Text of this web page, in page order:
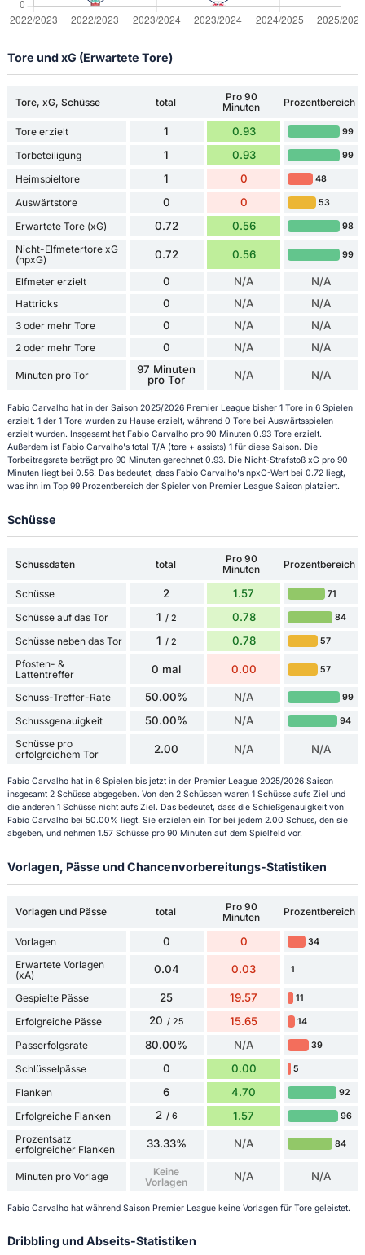
Tore und xG (Erwartete Tore)
Tore, xG, Schüsse total
Pro 90
Minuten
Prozentbereich
Tore erzielt 1 0.93 99
Torbeteiligung 1 0.93 99
Heimspieltore 1 0 48
Auswärtstore 0 0 53
Erwartete Tore (xG) 0.72 0.56 98
Nicht-Elfmetertore xG
(npxG)
0.72 0.56 99
Elfmeter erzielt 0 N/A N/A
Hattricks 0 N/A N/A
3 oder mehr Tore 0 N/A N/A
2 oder mehr Tore 0 N/A N/A
Minuten pro Tor
97 Minuten
pro Tor
N/A N/A
Fabio Carvalho hat in der Saison 2025/2026 Premier League bisher 1 Tore in 6 Spielen
erzielt. 1 der 1 Tore wurden zu Hause erzielt, während 0 Tore bei Auswärtsspielen
erzielt wurden. Insgesamt hat Fabio Carvalho pro 90 Minuten 0.93 Tore erzielt.
Außerdem ist Fabio Carvalho's total T/A (tore + assists) 1 für diese Saison. Die
Torbeitragsrate beträgt pro 90 Minuten gerechnet 0.93. Die Nicht-Strafstoß xG pro 90
Minuten liegt bei 0.56. Das bedeutet, dass Fabio Carvalho's npxG-Wert bei 0.72 liegt,
was ihn im Top 99 Prozentbereich der Spieler von Premier League Saison platziert.
Schüsse
Schussdaten total
Pro 90
Minuten
Prozentbereich
Schüsse 2 1.57 71
Schüsse auf das Tor 1 / 2 0.78 84
Schüsse neben das Tor 1 / 2 0.78 57
Pfosten- &
Lattentreffer
0 mal 0.00 57
Schuss-Treffer-Rate 50.00% N/A 99
Schussgenauigkeit 50.00% N/A 94
Schüsse pro
erfolgreichem Tor
2.00 N/A N/A
Fabio Carvalho hat in 6 Spielen bis jetzt in der Premier League 2025/2026 Saison
insgesamt 2 Schüsse abgegeben. Von den 2 Schüssen waren 1 Schüsse aufs Ziel und
die anderen 1 Schüsse nicht aufs Ziel. Das bedeutet, dass die Schießgenauigkeit von
Fabio Carvalho bei 50.00% liegt. Sie erzielen ein Tor bei jedem 2.00 Schuss, den sie
abgeben, und nehmen 1.57 Schüsse pro 90 Minuten auf dem Spielfeld vor.
Vorlagen, Pässe und Chancenvorbereitungs-Statistiken
Vorlagen und Pässe total
Pro 90
Minuten
Prozentbereich
Vorlagen 0 0 34
Erwartete Vorlagen
(xA)
0.04 0.03 1
Gespielte Pässe 25 19.57 11
Erfolgreiche Pässe 20 / 25 15.65 14
Passerfolgsrate 80.00% N/A 39
Schlüsselpässe 0 0.00 5
Flanken 6 4.70 92
Erfolgreiche Flanken 2 / 6 1.57 96
Prozentsatz
erfolgreicher Flanken
33.33% N/A 84
Minuten pro Vorlage
Keine
Vorlagen
N/A N/A
Fabio Carvalho hat während Saison Premier League keine Vorlagen für Tore geleistet.
Dribbling und Abseits-Statistiken